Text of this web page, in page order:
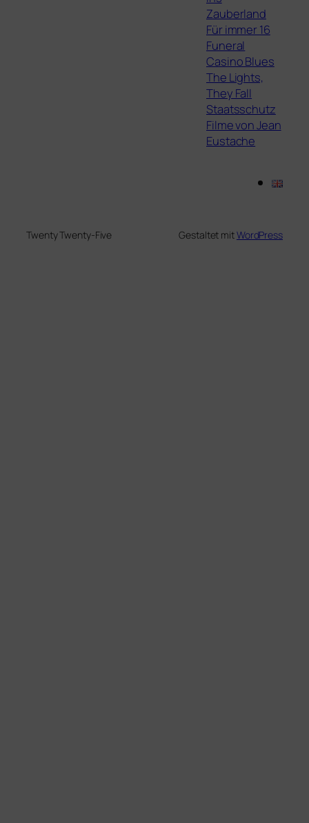
Zauberland
Für immer 16
Funeral
Casino Blues
The Lights,
They Fall
Staatsschutz
Filme von Jean
Eustache
Twenty Twenty-Five Gestaltet mitWordPress